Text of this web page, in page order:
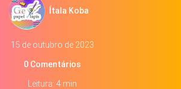
Ítala Koba
15 de outubro de 2023
0 Comentários
Leitura: 4 min